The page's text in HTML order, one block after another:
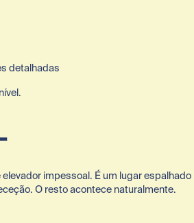
detalhadas
impessoal. É um lugar
O resto acontece naturalmente.